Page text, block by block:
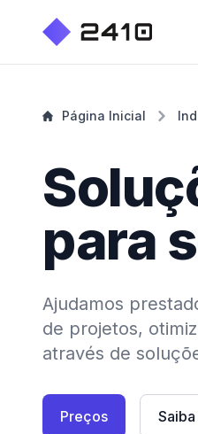
Página Inicial
para
Ajudamos
de projetos,
através de
Preços